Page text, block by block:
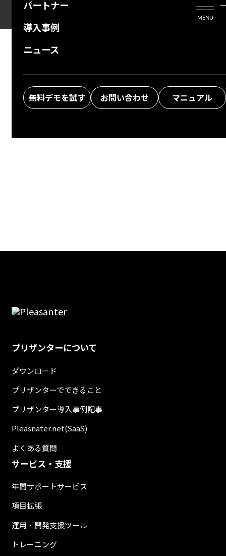
パートナー
導入事例
ニュース
無料デモを試す お問い合わせ マニュアル
MENU
10.03.2024
Formula (Extended): $ROUNDDOWN
Function
プリザンターについて
ダウンロード
プリザンターでできること
プリザンター導入事例記事
Pleasnater.net(SaaS)
よくある質問
サービス・支援
年間サポートサービス
項目拡張
運用・開発支援ツール
トレーニング